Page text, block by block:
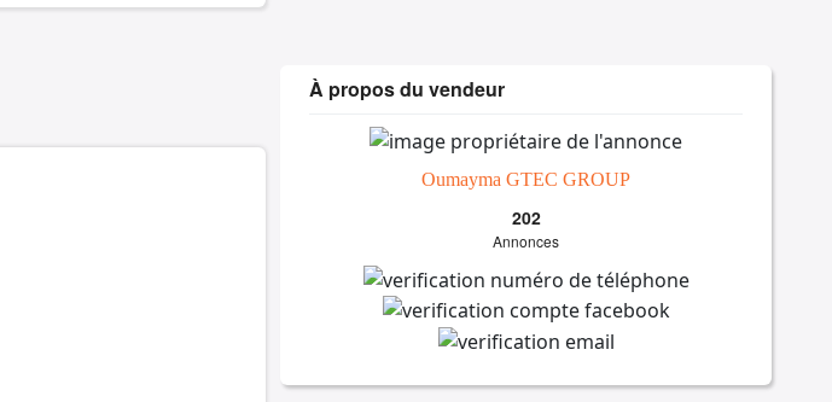
À propos du vendeur
Oumayma GTEC GROUP
202
Annonces